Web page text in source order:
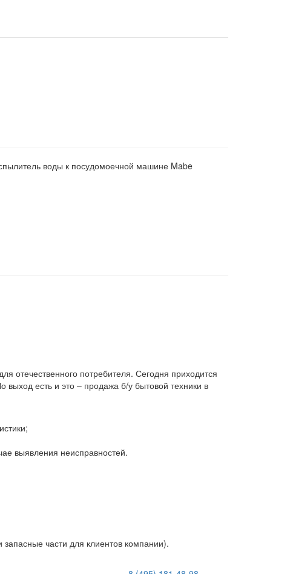
воды к посудомоечной машине Mabe
отечественного потребителя. Сегодня приходится
есть и это – продажа б/у бытовой техники в
выявления неисправностей.
части для клиентов компании).